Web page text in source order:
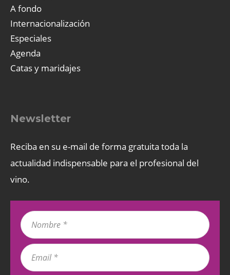
A fondo
Internacionalización
Especiales
Agenda
Catas y maridajes
Newsletter
Reciba en su e-mail de forma gratuita toda la
actualidad indispensable para el profesional del
vino.